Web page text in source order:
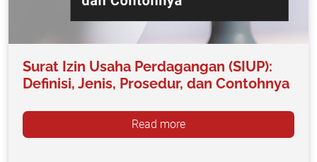
Surat Izin Usaha Perdagangan (SIUP):
Definisi, Jenis, Prosedur, dan Contohnya
Read more